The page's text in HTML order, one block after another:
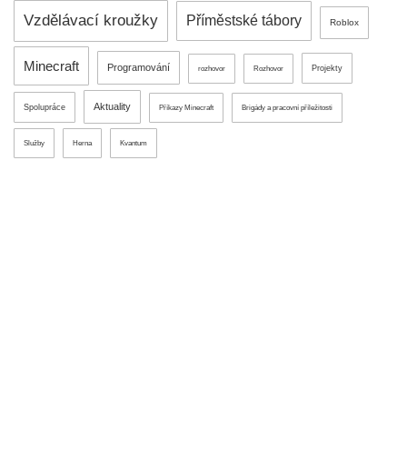
Vzdělávací kroužky Příměstské tábory Roblox
Minecraft Programování rozhovor Rozhovor Projekty
Spolupráce Aktuality Příkazy Minecraft Brigády a pracovní příležitosti
Služby Herna Kvantum